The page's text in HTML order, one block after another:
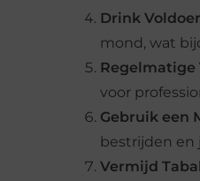
Drink
mond, wat
Regelmatige
voor
Gebruik een
bestrijden en
Vermijd